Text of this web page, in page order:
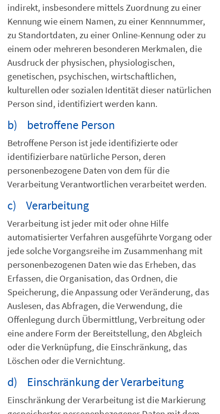
indirekt, insbesondere mittels Zuordnung zu einer
Kennung wie einem Namen, zu einer Kennnummer,
zu Standortdaten, zu einer Online-Kennung oder zu
einem oder mehreren besonderen Merkmalen, die
Ausdruck der physischen, physiologischen,
genetischen, psychischen, wirtschaftlichen,
kulturellen oder sozialen Identität dieser natürlichen
Person sind, identifiziert werden kann.
b) betroffene Person
Betroffene Person ist jede identifizierte oder
identifizierbare natürliche Person, deren
personenbezogene Daten von dem für die
Verarbeitung Verantwortlichen verarbeitet werden.
c) Verarbeitung
Verarbeitung ist jeder mit oder ohne Hilfe
automatisierter Verfahren ausgeführte Vorgang oder
jede solche Vorgangsreihe im Zusammenhang mit
personenbezogenen Daten wie das Erheben, das
Erfassen, die Organisation, das Ordnen, die
Speicherung, die Anpassung oder Veränderung, das
Auslesen, das Abfragen, die Verwendung, die
Offenlegung durch Übermittlung, Verbreitung oder
eine andere Form der Bereitstellung, den Abgleich
oder die Verknüpfung, die Einschränkung, das
Löschen oder die Vernichtung.
d) Einschränkung der Verarbeitung
Einschränkung der Verarbeitung ist die Markierung